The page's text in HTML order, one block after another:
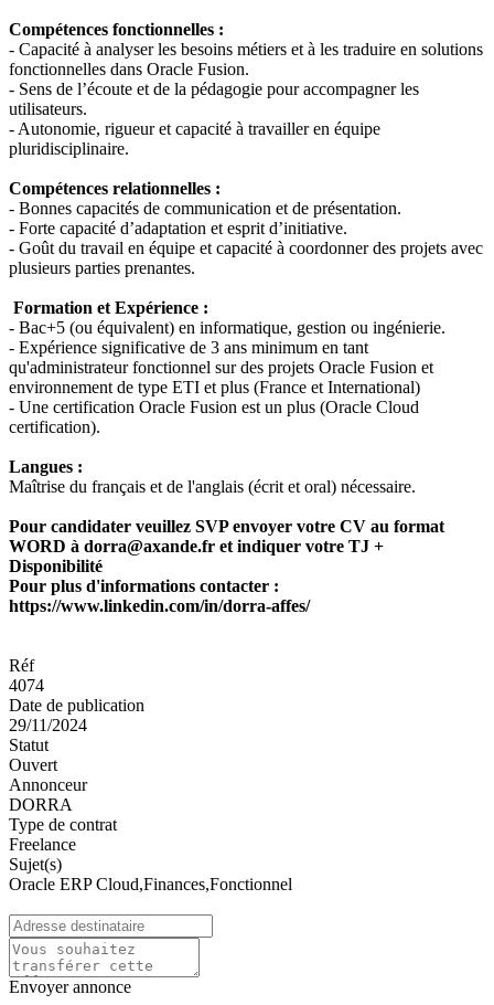
Compétences fonctionnelles :
- Capacité à analyser les besoins métiers et à les traduire en solutions
fonctionnelles dans Oracle Fusion.
- Sens de l’écoute et de la pédagogie pour accompagner les
utilisateurs.
- Autonomie, rigueur et capacité à travailler en équipe
pluridisciplinaire.
Compétences relationnelles :
- Bonnes capacités de communication et de présentation.
- Forte capacité d’adaptation et esprit d’initiative.
- Goût du travail en équipe et capacité à coordonner des projets avec
plusieurs parties prenantes.
Formation et Expérience :
- Bac+5 (ou équivalent) en informatique, gestion ou ingénierie.
- Expérience significative de 3 ans minimum en tant
qu'administrateur fonctionnel sur des projets Oracle Fusion et
environnement de type ETI et plus (France et International)
- Une certification Oracle Fusion est un plus (Oracle Cloud
certification).
Langues :
Maîtrise du français et de l'anglais (écrit et oral) nécessaire.
Pour candidater veuillez SVP envoyer votre CV au format
WORD à dorra@axande.fr et indiquer votre TJ +
Disponibilité
Pour plus d'informations contacter :
https://www.linkedin.com/in/dorra-affes/
Réf
4074
Date de publication
29/11/2024
Statut
Ouvert
Annonceur
DORRA
Type de contrat
Freelance
Sujet(s)
Oracle ERP Cloud,Finances,Fonctionnel
Envoyer annonce